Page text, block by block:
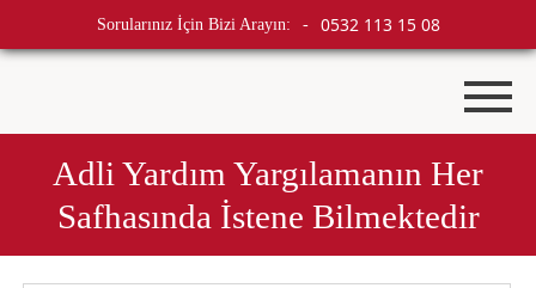
Sorularınız İçin Bizi Arayın: - 0532 113 15 08
Adli Yardım Yargılamanın Her
Safhasında İstene Bilmektedir